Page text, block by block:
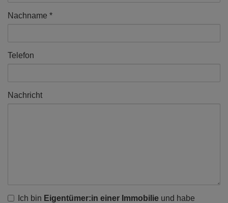
Nachname
Telefon
Nachricht
Ich bin Eigentümer:in einer Immobilie und habe